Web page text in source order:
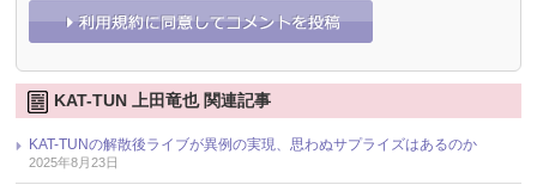
KAT-TUN 上田竜也 関連記事
KAT-TUNの解散後ライブが異例の実現、思わぬサプライズはあるのか
2025年8月23日